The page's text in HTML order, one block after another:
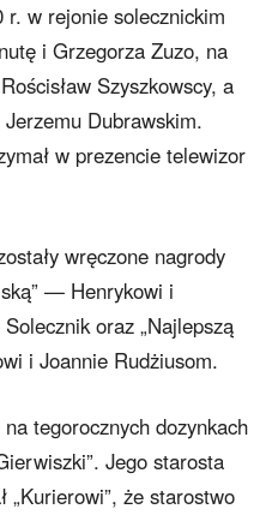
w rejonie solecznickim
i Grzegorza Zuzo, na
Szyszkowscy, a
Dubrawskim.
w prezencie telewizor
wręczone nagrody
— Henrykowi i
oraz „Najlepszą
i Joannie Rudżiusom.
tegorocznych dozynkach
Jego starosta
„Kurierowi”, że starostwo